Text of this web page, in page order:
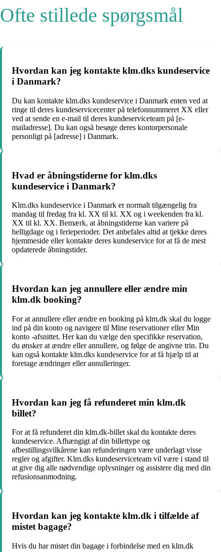
Ofte stillede spørgsmål
Hvordan kan jeg kontakte klm.dks kundeservice
i Danmark?
Du kan kontakte klm.dks kundeservice i Danmark enten ved at
ringe til deres kundeservicecenter på telefonnummeret XX eller
ved at sende en e-mail til deres kundeserviceteam på [e-
mailadresse]. Du kan også besøge deres kontorpersonale
personligt på [adresse] i Danmark.
Hvad er åbningstiderne for klm.dks
kundeservice i Danmark?
Klm.dks kundeservice i Danmark er normalt tilgængelig fra
mandag til fredag ​​fra kl. XX til kl. XX og i weekenden fra kl.
XX til kl. XX. Bemærk, at åbningstiderne kan variere på
helligdage og i ferieperioder. Det anbefales altid at tjekke deres
hjemmeside eller kontakte deres kundeservice for at få de mest
opdaterede åbningstider.
Hvordan kan jeg annullere eller ændre min
klm.dk booking?
For at annullere eller ændre en booking på klm.dk skal du logge
ind på din konto og navigere til Mine reservationer eller Min
konto -afsnittet. Her kan du vælge den specifikke reservation,
du ønsker at ændre eller annullere, og følge de angivne trin. Du
kan også kontakte klm.dks kundeservice for at få hjælp til at
foretage ændringer eller annulleringer.
Hvordan kan jeg få refunderet min klm.dk
billet?
For at få refunderet din klm.dk-billet skal du kontakte deres
kundeservice. Afhængigt af din billettype og
afbestillingsvilkårene kan refunderingen være underlagt visse
regler og afgifter. Klm.dks kundeserviceteam vil være i stand til
at give dig alle nødvendige oplysninger og assistere dig med din
refusionsanmodning.
Hvordan kan jeg kontakte klm.dk i tilfælde af
mistet bagage?
Hvis du har mistet din bagage i forbindelse med en klm.dk